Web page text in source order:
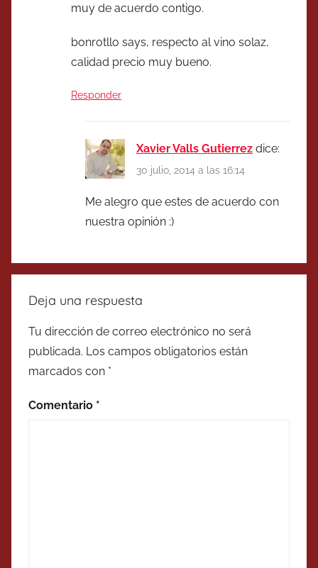
muy de acuerdo contigo.
bonrotllo says, respecto al vino solaz,
calidad precio muy bueno.
Responder
Xavier Valls Gutierrez dice:
30 julio, 2014 a las 16:14
Me alegro que estes de acuerdo con
nuestra opinión :)
Deja una respuesta
Tu dirección de correo electrónico no será
publicada. Los campos obligatorios están
marcados con *
Comentario *